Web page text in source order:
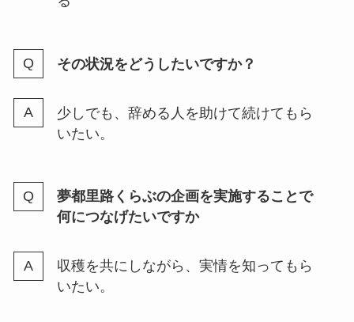
その状況をどうしたいですか？
少しでも、辞める人を助けて続けてもら
いたい。
夢都里路くらぶの企画を実施することで
何につなげたいですか
収穫を共にしながら、実情を知ってもら
いたい。